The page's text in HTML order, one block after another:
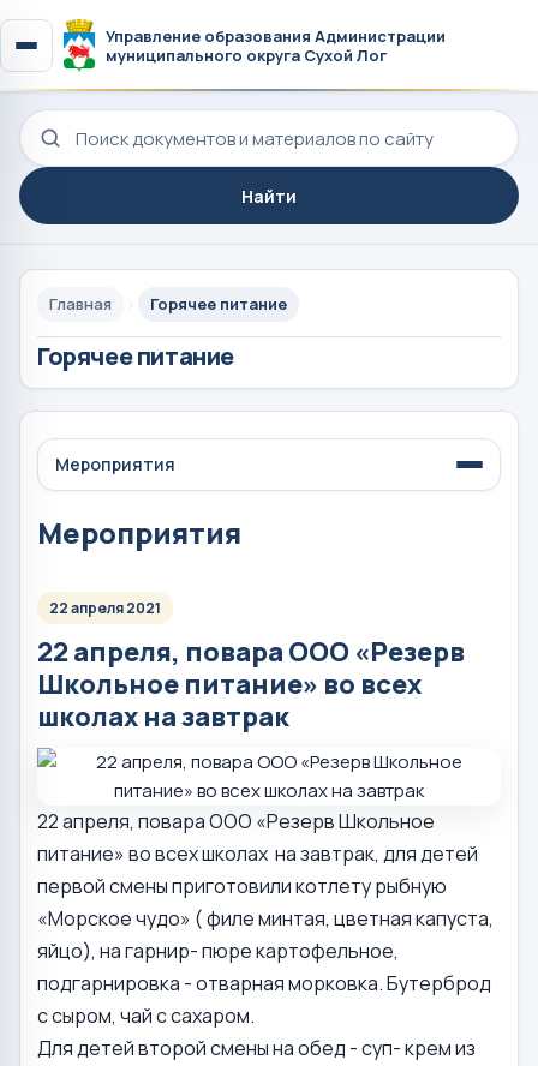
Управление образования Администрации
муниципального округа Сухой Лог
Поиск по сайту
Найти
Главная Горячее питание
Горячее питание
Мероприятия
Мероприятия
22 апреля 2021
22 апреля, повара ООО «Резерв
Школьное питание» во всех
школах на завтрак
22 апреля, повара ООО «Резерв Школьное
питание» во всех школах на завтрак, для детей
первой смены приготовили котлету рыбную
«Морское чудо» ( филе минтая, цветная капуста,
яйцо), на гарнир- пюре картофельное,
подгарнировка - отварная морковка. Бутерброд
с сыром, чай с сахаром.
Для детей второй смены на обед - суп- крем из